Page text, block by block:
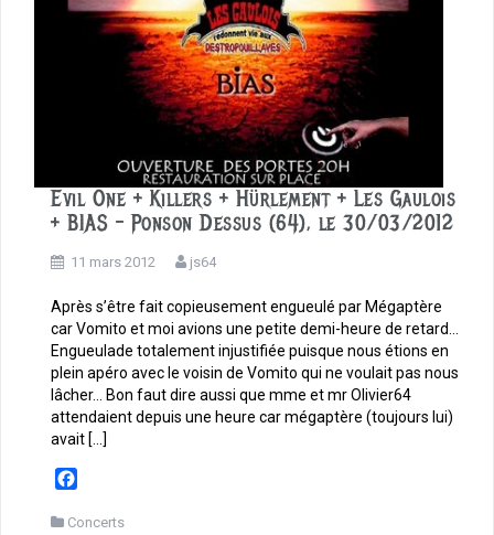
Evil One + Killers + Hürlement + Les Gaulois
+ BIAS – Ponson Dessus (64), le 30/03/2012
11 mars 2012 js64
Après s’être fait copieusement engueulé par Mégaptère
car Vomito et moi avions une petite demi-heure de retard…
Engueulade totalement injustifiée puisque nous étions en
plein apéro avec le voisin de Vomito qui ne voulait pas nous
lâcher… Bon faut dire aussi que mme et mr Olivier64
attendaient depuis une heure car mégaptère (toujours lui)
avait […]
c
Concerts